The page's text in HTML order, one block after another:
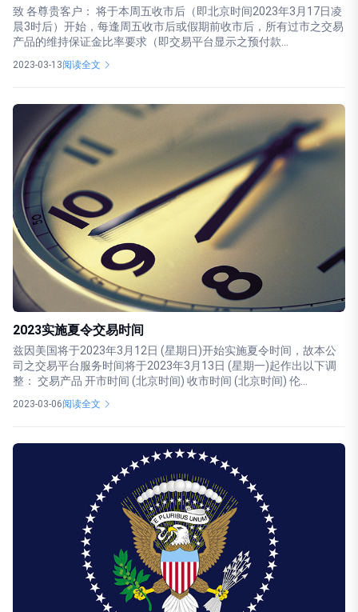
致 各尊贵客户： 将于本周五收市后（即北京时间2023年3月17日凌
晨3时后）开始，每逢周五收市后或假期前收市后，所有过市之交易
产品的维持保证金比率要求（即交易平台显示之预付款...
2023-03-13阅读全文
2023实施夏令交易时间
兹因美国将于2023年3月12日 (星期日)开始实施夏令时间，故本公
司之交易平台服务时间将于2023年3月13日 (星期一)起作出以下调
整： 交易产品 开市时间 (北京时间) 收市时间 (北京时间) 伦...
2023-03-06阅读全文